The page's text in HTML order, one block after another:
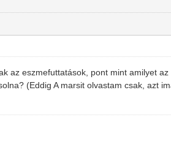
az eszmefuttatások, pont mint amilyet
(Eddig A marsit olvastam csak, azt